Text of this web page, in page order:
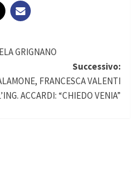
GRIGNANO
Successivo:
FRANCESCA VALENTI
ACCARDI: “CHIEDO VENIA”